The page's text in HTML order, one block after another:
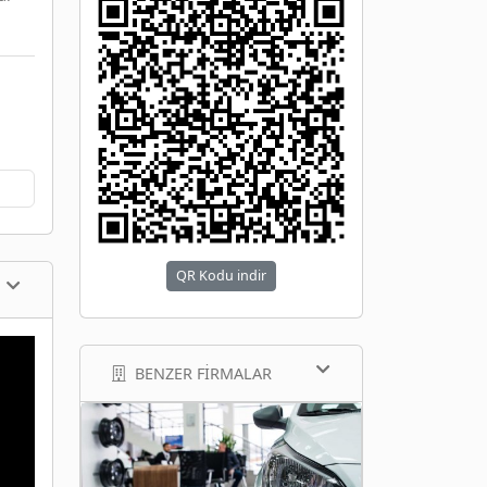
QR Kodu indir
BENZER FIRMALAR